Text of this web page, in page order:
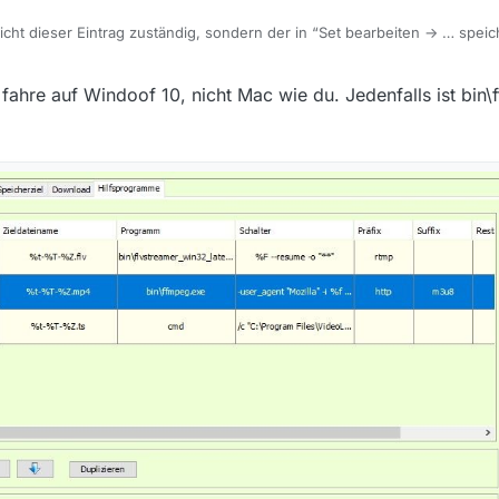
dieser Eintrag zuständig, sondern der in “Set bearbeiten -> …
funktionierts (noch) mit nur “Mozilla” drin - aber wer weiss, wie lange
stehst, darfst du aber auch etwas Unverfänglicheres
Mac OS X 10.13; rv:62.0) Gecko/20100101 Firefox/62.0
auf Windoof 10, nicht Mac wie du. Jedenfalls ist